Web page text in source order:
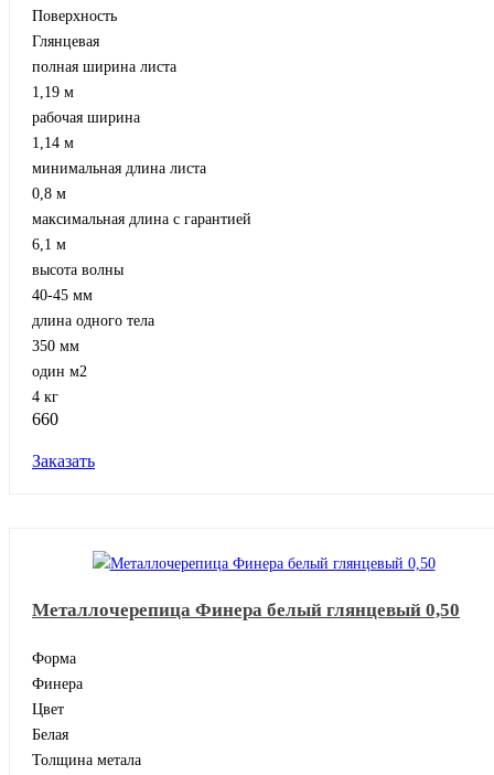
Поверхность
Глянцевая
полная ширина листа
1,19 м
рабочая ширина
1,14 м
минимальная длина листа
0,8 м
максимальная длина с гарантией
6,1 м
высота волны
40-45 мм
длина одного тела
350 мм
один м2
4 кг
660
Заказать
Металлочерепица Финера белый глянцевый 0,50
Форма
Финера
Цвет
Белая
Толщина метала